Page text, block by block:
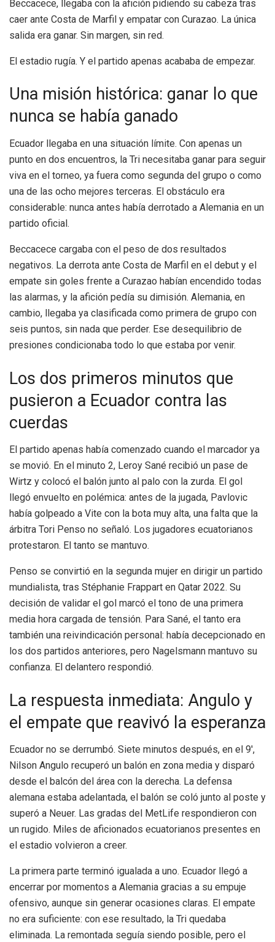
Beccacece, llegaba con la afición pidiendo su cabeza tras
caer ante Costa de Marfil y empatar con Curazao. La única
salida era ganar. Sin margen, sin red.
El estadio rugía. Y el partido apenas acababa de empezar.
Una misión histórica: ganar lo que
nunca se había ganado
Ecuador llegaba en una situación límite. Con apenas un
punto en dos encuentros, la Tri necesitaba ganar para seguir
viva en el torneo, ya fuera como segunda del grupo o como
una de las ocho mejores terceras. El obstáculo era
considerable: nunca antes había derrotado a Alemania en un
partido oficial.
Beccacece cargaba con el peso de dos resultados
negativos. La derrota ante Costa de Marfil en el debut y el
empate sin goles frente a Curazao habían encendido todas
las alarmas, y la afición pedía su dimisión. Alemania, en
cambio, llegaba ya clasificada como primera de grupo con
seis puntos, sin nada que perder. Ese desequilibrio de
presiones condicionaba todo lo que estaba por venir.
Los dos primeros minutos que
pusieron a Ecuador contra las
cuerdas
El partido apenas había comenzado cuando el marcador ya
se movió. En el minuto 2, Leroy Sané recibió un pase de
Wirtz y colocó el balón junto al palo con la zurda. El gol
llegó envuelto en polémica: antes de la jugada, Pavlovic
había golpeado a Vite con la bota muy alta, una falta que la
árbitra Tori Penso no señaló. Los jugadores ecuatorianos
protestaron. El tanto se mantuvo.
Penso se convirtió en la segunda mujer en dirigir un partido
mundialista, tras Stéphanie Frappart en Qatar 2022. Su
decisión de validar el gol marcó el tono de una primera
media hora cargada de tensión. Para Sané, el tanto era
también una reivindicación personal: había decepcionado en
los dos partidos anteriores, pero Nagelsmann mantuvo su
confianza. El delantero respondió.
La respuesta inmediata: Angulo y
el empate que reavivó la esperanza
Ecuador no se derrumbó. Siete minutos después, en el 9′,
Nilson Angulo recuperó un balón en zona media y disparó
desde el balcón del área con la derecha. La defensa
alemana estaba adelantada, el balón se coló junto al poste y
superó a Neuer. Las gradas del MetLife respondieron con
un rugido. Miles de aficionados ecuatorianos presentes en
el estadio volvieron a creer.
La primera parte terminó igualada a uno. Ecuador llegó a
encerrar por momentos a Alemania gracias a su empuje
ofensivo, aunque sin generar ocasiones claras. El empate
no era suficiente: con ese resultado, la Tri quedaba
eliminada. La remontada seguía siendo posible, pero el